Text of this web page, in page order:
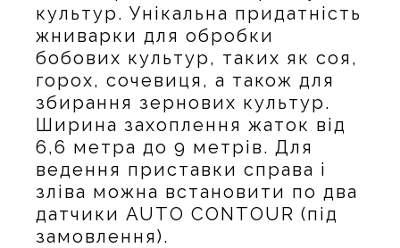
культур. Унікальна придатність
жниварки для обробки
бобових культур, таких як соя,
горох, сочевиця, а також для
збирання зернових культур.
Ширина захоплення жаток від
6,6 метра до 9 метрів. Для
ведення приставки справа і
зліва можна встановити по два
датчики AUTO CONTOUR (під
замовлення).